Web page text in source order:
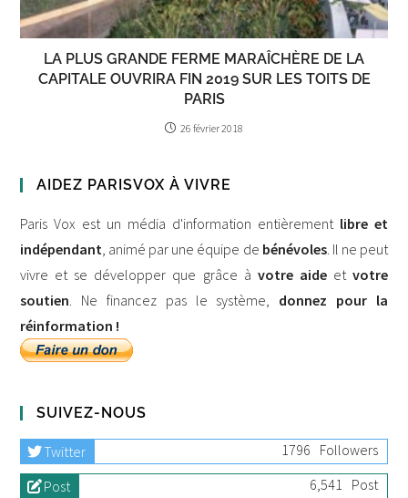
LA PLUS GRANDE FERME MARAÎCHÈRE DE LA
CAPITALE OUVRIRA FIN 2019 SUR LES TOITS DE
PARIS
26 février 2018
AIDEZ PARISVOX À VIVRE
Paris Vox est un média d'information entièrement libre et
indépendant, animé par une équipe de bénévoles. Il ne peut
vivre et se développer que grâce à votre aideet votre
soutien. Ne financez pas le système, donnez pour la
réinformation !
SUIVEZ-NOUS
Twitter 1796 Followers
Post
6,541 Post